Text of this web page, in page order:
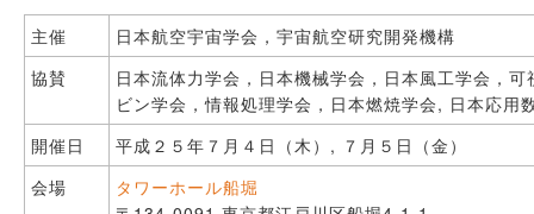
主催
日本航空宇宙学会，宇宙航空研究開発機構
協賛
日本流体力学会，日本機械学会，日本風工学会，
ビン学会，情報処理学会，日本燃焼学会, 日本応用
開催日
平成２５年７月４日（木）, ７月５日（金）
会場
タワーホール船堀